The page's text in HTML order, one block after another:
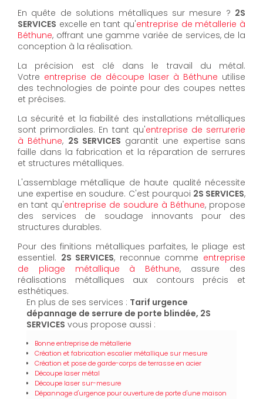
En quête de solutions métalliques sur mesure ? 2S
SERVICES excelle en tant qu'entreprise de métallerie à
Béthune, offrant une gamme variée de services, de la
conception à la réalisation.
La précision est clé dans le travail du métal.
Votre entreprise de découpe laser à Béthune utilise
des technologies de pointe pour des coupes nettes
et précises.
La sécurité et la fiabilité des installations métalliques
sont primordiales. En tant qu'entreprise de serrurerie
à Béthune, 2S SERVICES garantit une expertise sans
faille dans la fabrication et la réparation de serrures
et structures métalliques.
L'assemblage métallique de haute qualité nécessite
une expertise en soudure. C'est pourquoi 2S SERVICES,
en tant qu'entreprise de soudure à Béthune, propose
des services de soudage innovants pour des
structures durables.
Pour des finitions métalliques parfaites, le pliage est
essentiel. 2S SERVICES, reconnue comme entreprise
de pliage métallique à Béthune, assure des
réalisations métalliques aux contours précis et
esthétiques.
En plus de ses services : Tarif urgence
dépannage de serrure de porte blindée, 2S
SERVICES vous propose aussi :
Bonne entreprise de métallerie
Création et fabrication escalier métallique sur mesure
Création et pose de garde-corps de terrasse en acier
Découpe laser métal
Découpe laser sur-mesure
Dépannage d'urgence pour ouverture de porte d'une maison